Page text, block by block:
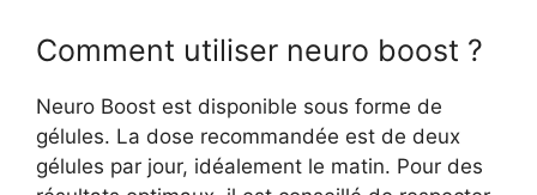
Comment utiliser neuro boost ?
Neuro Boost est disponible sous forme de
gélules. La dose recommandée est de deux
gélules par jour, idéalement le matin. Pour des
49,00€
Le
prix
prix
Acheter Neuro Boost